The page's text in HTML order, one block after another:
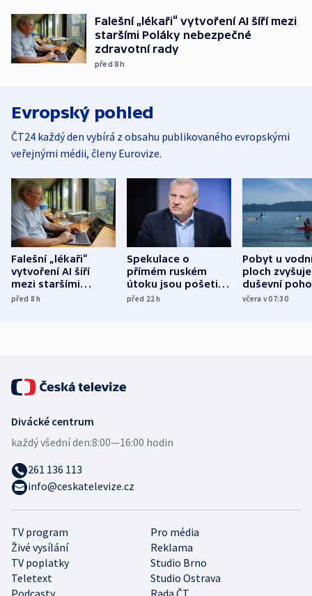
Falešní „lékaři“ vytvoření AI šíří mezi
staršími Poláky nebezpečné
zdravotní rady
před 8h
Evropský pohled
ČT24 každý den vybírá z obsahu publikovaného evropskými
veřejnými médii, členy Eurovize.
Falešní „lékaři“
vytvoření AI šíří
mezi staršími
Poláky nebezpečné
před 8h
Spekulace o
přímém ruském
útoku jsou pošetilé,
míní estonský
před 22h
Pobyt u
ploch zvyšuje
duševní
ukázala
včera v 07:30
TV program
Pro média
Živé vysílání
Reklama
TV poplatky
Studio Brno
Teletext
Studio Ostrava
Podcasty
Rada ČT
Divácké centrum
každý všední den:8:00—16:00 hodin
261 136 113
info@ceskatelevize.cz